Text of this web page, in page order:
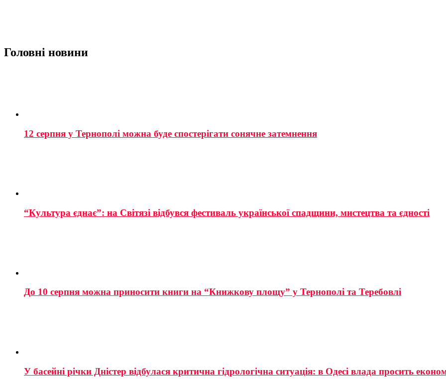
Головні новини
12 серпня у Тернополі можна буде спостерігати сонячне затемнення
“Культура єднає”: на Світязі відбувся фестиваль української спадщини, мистецтва та єдності
До 10 серпня можна приносити книги на “Книжкову площу” у Тернополі та Теребовлі
У басейні річки Дністер відбулася критична гідрологічна ситуація: в Одесі влада просить